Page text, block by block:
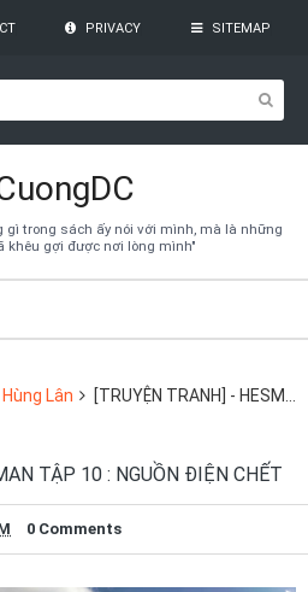
PRIVACY SITEMAP
gì trong sách ấy nói với mình, mà là những
khêu gợi được nơi lòng mình"
Hùng Lân [TRUYỆN TRANH] - HESMAN TẬP 10 : NGUỒN ĐIỆN CHẾT
TẬP 10 : NGUỒN ĐIỆN CHẾT
0 Comments
cần tìm kiếm gì?
blog qua Email
cập nhật những thủ thuật blogger,